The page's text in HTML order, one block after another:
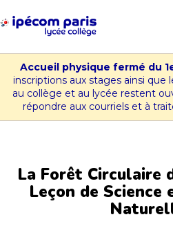
au
Collège
Ipécom
Paris
Accueil physique fermé du
inscriptions aux stages ainsi que
au collège et au lycée restent
répondre aux courriels et à
La Forêt Circulaire
Leçon de Science